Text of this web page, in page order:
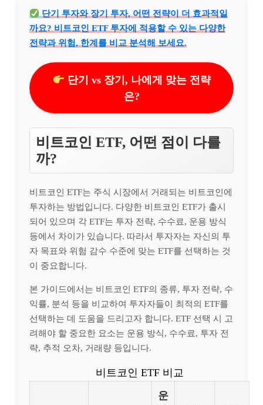
단기 투자와 장기 투자, 어떤 전략이 더 효과적일
까요? 비트코인 ETF 투자에 적용할 수 있는 다양한
전략과 위험, 한계를 비교 분석해 보세요.
단기 vs 장기, 나에게 맞는 전략
은?
비트코인 ETF, 어떤 점이 다를
까?
비트코인 ETF는 주식 시장에서 거래되는 비트코인에
투자하는 방법입니다. 다양한 비트코인 ETF가 출시
되어 있으며 각 ETF는 투자 전략, 수수료, 운용 방식
등에서 차이가 있습니다. 따라서 투자자는 자신의 투
자 목표와 위험 감수 수준에 맞는 ETF를 선택하는 것
이 중요합니다.
본 가이드에서는 비트코인 ETF의 종류, 투자 전략, 수
익률, 분석 등을 비교하여 투자자들이 최적의 ETF를
선택하는 데 도움을 드리고자 합니다. ETF 선택 시 고
려해야 할 중요한 요소는 운용 방식, 수수료, 투자 전
략, 추적 오차, 거래량 등입니다.
비트코인 ETF 비교
운